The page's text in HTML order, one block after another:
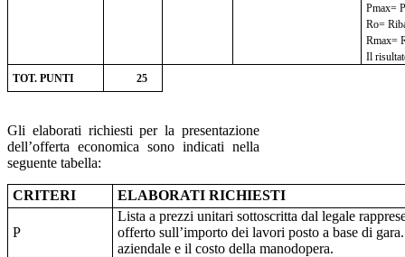
Pmax=
Ro=
Rmax=
Il
TOT. PUNTI
25
Gli elaborati richiesti per la presentazione
dell’offerta economica sono indicati nella
seguente tabella:
CRITERI ELABORATI RICHIESTI
P
Lista a prezzi unitari sottoscritta dal legale
offerto sull’importo dei lavori posto a base di
aziendale e il costo della manodopera.